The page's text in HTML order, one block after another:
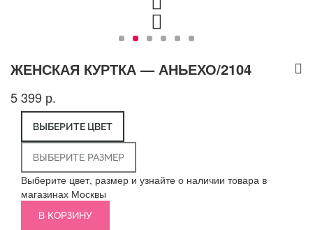
ЖЕНСКАЯ КУРТКА — АНЬЕХО/2104
5 399 р.
ВЫБЕРИТЕ ЦВЕТ
ВЫБЕРИТЕ РАЗМЕР
Выберите цвет, размер и узнайте о наличии товара в
магазинах Москвы
В КОРЗИНУ